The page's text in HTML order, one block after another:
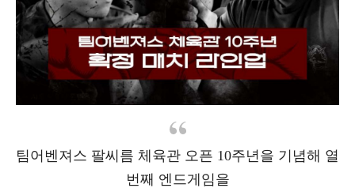
팀어벤져스 팔씨름 체육관 오픈 10주년을 기념해 열
번째 엔드게임을